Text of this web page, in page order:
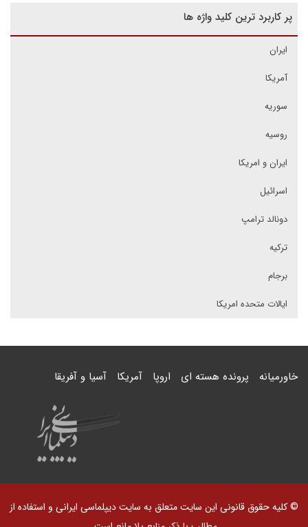
پر کاربرد ترین کلید واژه ها
ایران
آمریکا
سوریه
روسیه
ایران و امریکا
اسرائیل
دونالد ترامپ
ترکیه
برجام
ایالات متحده امریکا
خاورمیانه پرونده هسته ای اروپا آمریکا آسیا و آفریقا
© کلیه حقوق قانونی این سایت متعلق به سایت دیپلماسی ایرانی و استفاده از